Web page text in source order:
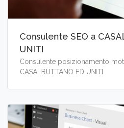
Consulente SEO a
UNITI
Consulente posizionamento
CASALBUTTANO ED UNITI